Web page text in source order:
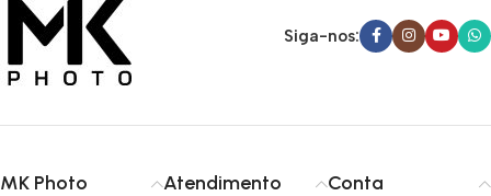
Siga-nos:
MK Photo Atendimento Conta